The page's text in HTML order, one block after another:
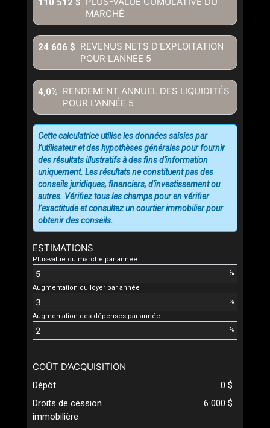
MARCHÉ
110 512 $
REVENUS NETS D'EXPLOITATION
POUR L'ANNÉE 5
24 606 $
RENDEMENT ANNUEL DES LIQUIDITÉS
POUR L'ANNÉE 5
4,0%
ESTIMATIONS
Plus-value du marché par année
%
Augmentation du loyer par année
%
Augmentation des dépenses par année
%
Cette calculatrice utilise les données saisies par
l’utilisateur et des hypothèses générales pour fournir
des résultats illustratifs à des fins d'information
uniquement. Les résultats ne constituent pas des
conseils juridiques, financiers, d'investissement ou
autres. Vérifiez tous les champs pour en vérifier
l’exactitude et consultez un courtier immobilier pour
obtenir des conseils.
COÛT D’ACQUISITION
Dépôt
0 $
Droits de cession
immobilière
6 000 $